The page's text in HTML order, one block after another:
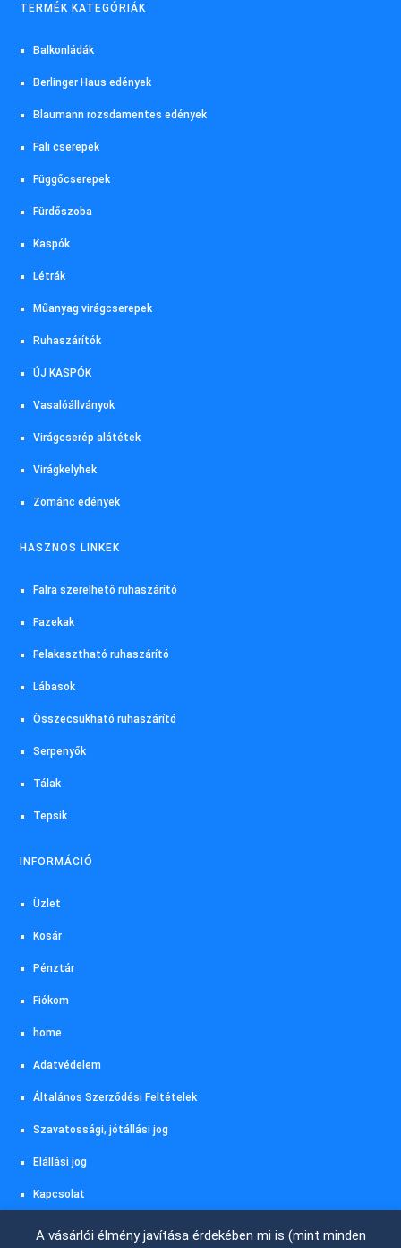
A vásárlói élmény javítása érdekében mi is (mint minden
TERMÉK KATEGÓRIÁK
Balkonládák
Berlinger Haus edények
Blaumann rozsdamentes edények
Fali cserepek
Függőcserepek
Fürdőszoba
Kaspók
Létrák
Műanyag virágcserepek
Ruhaszárítók
ÚJ KASPÓK
Vasalóállványok
Virágcserép alátétek
Virágkelyhek
Zománc edények
HASZNOS LINKEK
Falra szerelhető ruhaszárító
Fazekak
Felakasztható ruhaszárító
Lábasok
Összecsukható ruhaszárító
Serpenyők
Tálak
Tepsik
INFORMÁCIÓ
Üzlet
Kosár
Pénztár
Fiókom
home
Adatvédelem
Általános Szerződési Feltételek
Szavatossági, jótállási jog
Elállási jog
Kapcsolat